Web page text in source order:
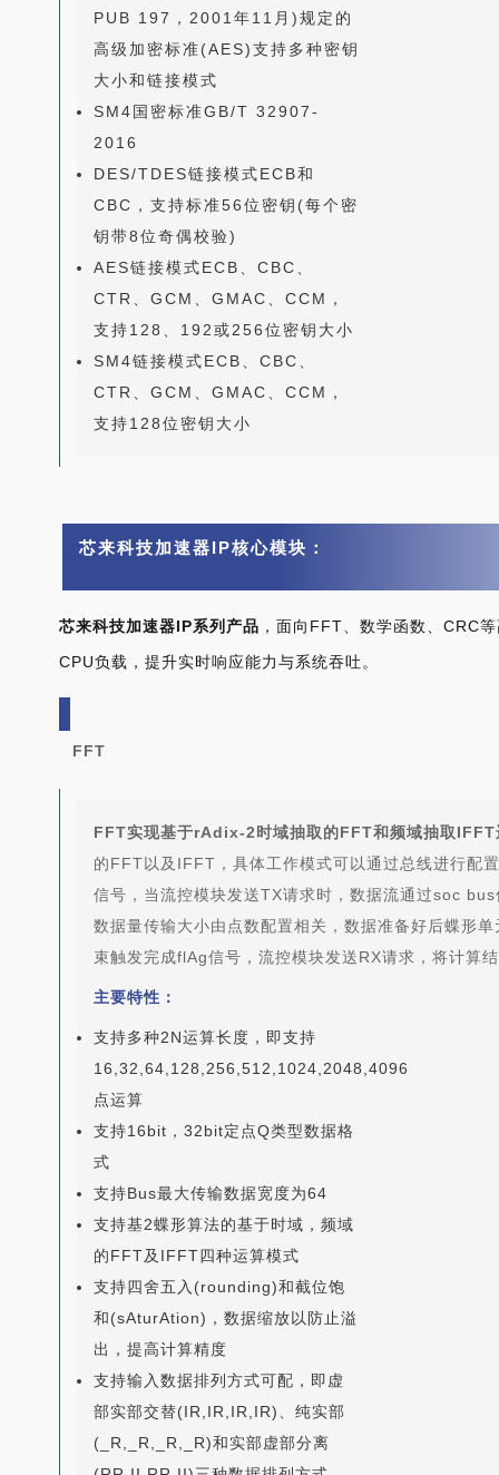
PUB 197，2001年11月)规定的
高级加密标准(AES)支持多种密钥
大小和链接模式
SM4国密标准GB/T 32907-
2016
DES/TDES链接模式ECB和
CBC，支持标准56位密钥(每个密
钥带8位奇偶校验)
AES链接模式ECB、CBC、
CTR、GCM、GMAC、CCM，
支持128、192或256位密钥大小
SM4链接模式ECB、CBC、
CTR、GCM、GMAC、CCM，
支持128位密钥大小
芯来科技加速器IP核心模块：
芯来科技加速器IP系列产品 ，面向FFT、数学函数、CRC
CPU负载，提升实时响应能力与系统吞吐。
FFT
FFT实现基于rAdix-2时域抽取的FFT和频域抽取IFFT
的FFT以及IFFT，具体工作模式可以通过总线进行配
信号，当流控模块发送TX请求时，数据流通过soc
数据量传输大小由点数配置相关，数据准备好后蝶形
束触发完成flAg信号，流控模块发送RX请求，将计算
主要特性：
支持多种2N运算长度，即支持
16,32,64,128,256,512,1024,2048,4096
点运算
支持16bit，32bit定点Q类型数据格
式
支持Bus最大传输数据宽度为64
支持基2蝶形算法的基于时域，频域
的FFT及IFFT四种运算模式
支持四舍五入(rounding)和截位饱
和(sAturAtion)，数据缩放以防止溢
出，提高计算精度
支持输入数据排列方式可配，即虚
部实部交替(IR,IR,IR,IR)、纯实部
(_R,_R,_R,_R)和实部虚部分离